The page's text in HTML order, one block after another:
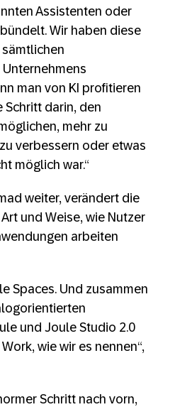
Assistenten oder
Wir haben diese
man von KI profitieren
darin, den
mehr zu
verbessern oder etwas
möglich war.“
weiter, verändert die
und Weise, wie Nutzer
arbeiten
Spaces. Und zusammen
und Joule Studio 2.0
wie wir es nennen“,
Schritt nach vorn,